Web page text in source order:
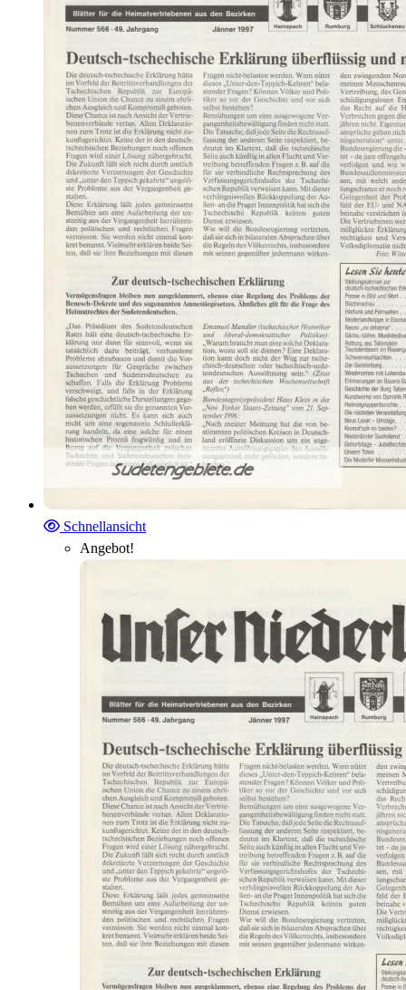
Schnellansicht
Angebot!